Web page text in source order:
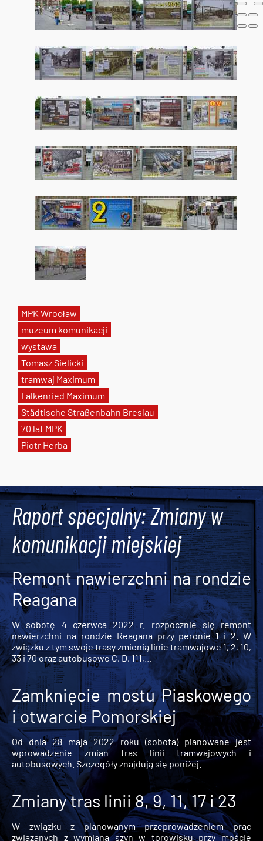
MPK Wrocław
muzeum komunikacji
wystawa
Tomasz Sielicki
tramwaj Maximum
Falkenried Maximum
Städtische Straßenbahn Breslau
70 lat MPK
Piotr Herba
Raport specjalny: Zmiany w
komunikacji miejskiej
Remont nawierzchni na rondzie
Reagana
W sobotę 4 czerwca 2022 r. rozpocznie się remont
nawierzchni na rondzie Reagana przy peronie 1 i 2. W
związku z tym swoje trasy zmienią linie tramwajowe 1, 2, 10,
33 i 70 oraz autobusowe C, D, 111,...
Zamknięcie mostu Piaskowego
i otwarcie Pomorskiej
Od dnia 28 maja 2022 roku (sobota) planowane jest
wprowadzenie zmian tras linii tramwajowych i
autobusowych. Szczegóły znajdują się poniżej.
Zmiany tras linii 8, 9, 11, 17 i 23
W związku z planowanym przeprowadzeniem prac
związanych z wymianą szyn w torowisku przy moście